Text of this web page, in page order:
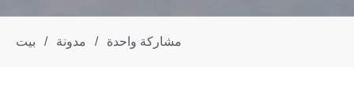
بيت / مدونة / مشاركة واحدة